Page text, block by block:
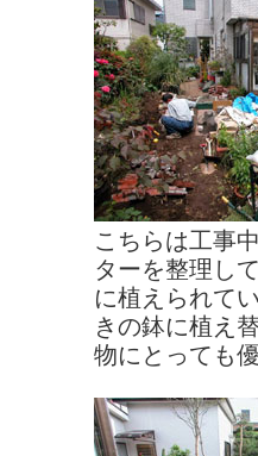
こちらは工事
ターを整理し
に植えられて
きの鉢に植え
物にとっても